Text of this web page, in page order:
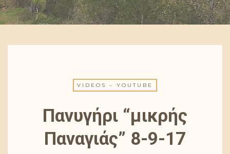
VIDEOS – YOUTUBE
Πανυγήρι “μικρής
Παναγιάς” 8-9-17